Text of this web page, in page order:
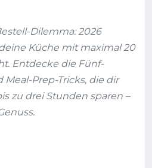
Dilemma: 2026
Küche mit maximal 20
Entdecke die Fünf-
Prep-Tricks, die dir
zu drei Stunden sparen –